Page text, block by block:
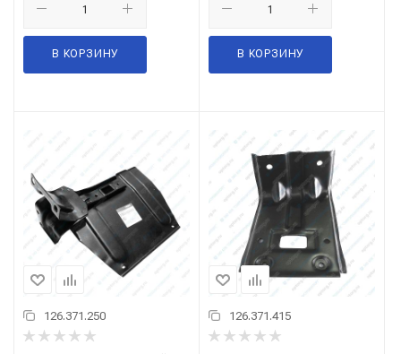
В КОРЗИНУ В КОРЗИНУ
126.371.250 126.371.415